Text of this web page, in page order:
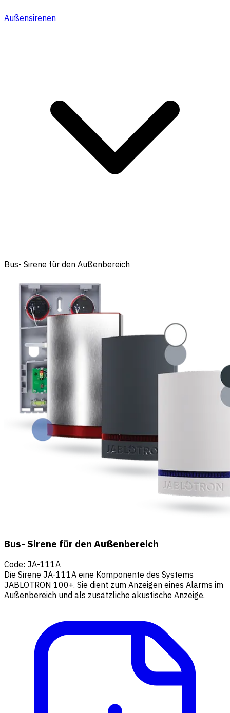
Außensirenen
Bus- Sirene für den Außenbereich
Bus- Sirene für den Außenbereich
Code: JA-111A
Die Sirene JA-111A eine Komponente des Systems
JABLOTRON 100+. Sie dient zum Anzeigen eines Alarms im
Außenbereich und als zusätzliche akustische Anzeige.